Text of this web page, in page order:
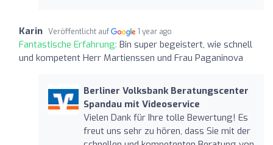
Karin Veröffentlicht auf 1 year ago
Fantastische Erfahrung: Bin super begeistert, wie schnell
und kompetent Herr Martienssen und Frau Paganinova
Berliner Volksbank Beratungscenter
Spandau mit Videoservice
Vielen Dank für Ihre tolle Bewertung! Es
freut uns sehr zu hören, dass Sie mit der